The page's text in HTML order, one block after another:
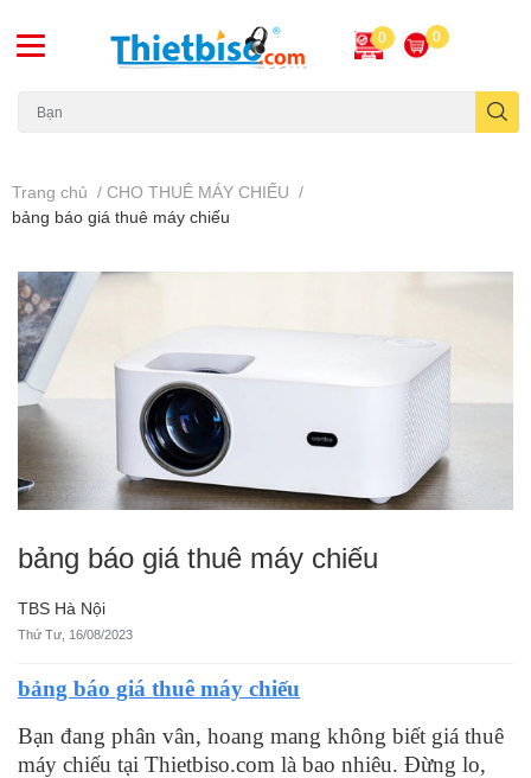
0 0
Trang chủ / CHO THUÊ MÁY CHIẾU /
bảng báo giá thuê máy chiếu
bảng báo giá thuê máy chiếu
TBS Hà Nội
Thứ Tư, 16/08/2023
bảng báo giá thuê máy chiếu
Bạn đang phân vân, hoang mang không biết giá thuê
máy chiếu tại Thietbiso.com là bao nhiêu. Đừng lo,